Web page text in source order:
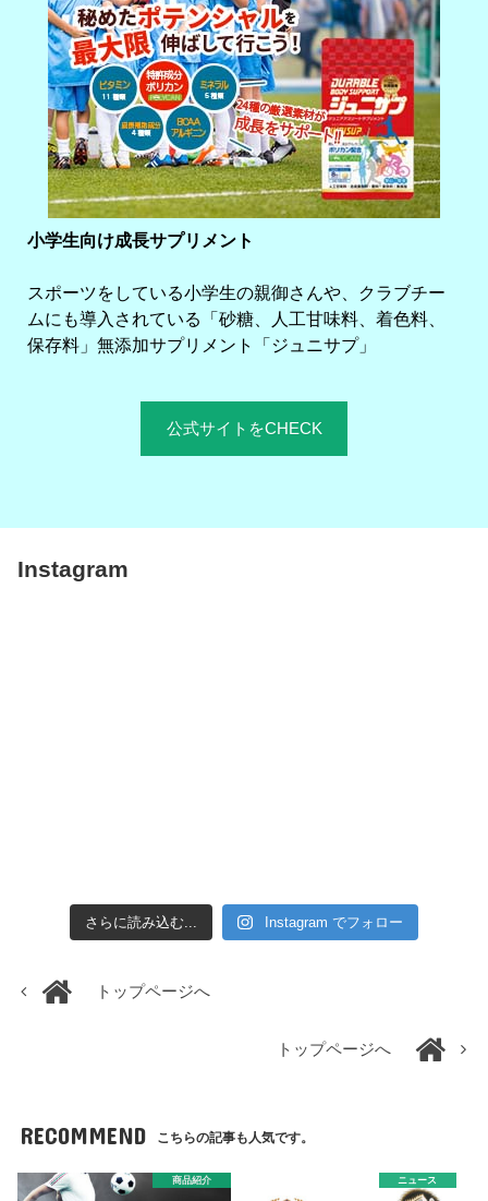
小学生向け成長サプリメント
スポーツをしている小学生の親御さんや、クラブチー
ムにも導入されている「砂糖、人工甘味料、着色料、
保存料」無添加サプリメント「ジュニサプ」
公式サイトをCHECK
Instagram
さらに読み込む... Instagram でフォロー
トップページへ
トップページへ
RECOMMEND こちらの記事も人気です。
商品紹介 ニュース